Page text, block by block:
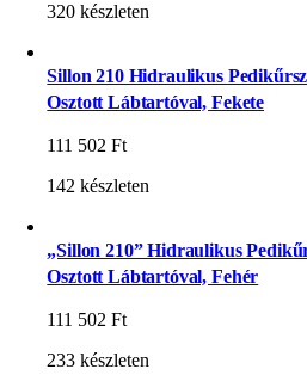
320 készleten
Sillon 210 Hidraulikus
Osztott Lábtartóval, Fekete
111 502Ft
142 készleten
„Sillon 210” Hidraulikus
Osztott Lábtartóval, Fehér
111 502Ft
233 készleten